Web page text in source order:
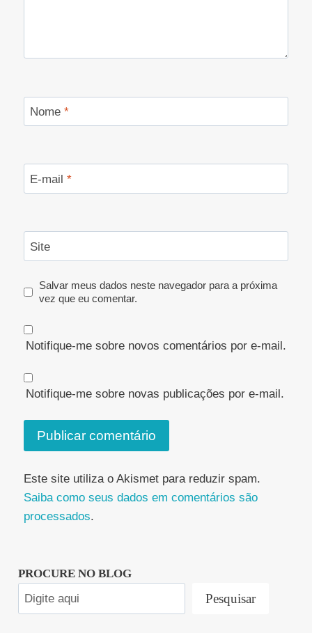
Nome *
E-mail *
Site
Salvar meus dados neste navegador para a próxima
vez que eu comentar.
Notifique-me sobre novos comentários por e-mail.
Notifique-me sobre novas publicações por e-mail.
Este site utiliza o Akismet para reduzir spam.
Saiba como seus dados em comentários são
processados.
PROCURE NO BLOG
Pesquisar